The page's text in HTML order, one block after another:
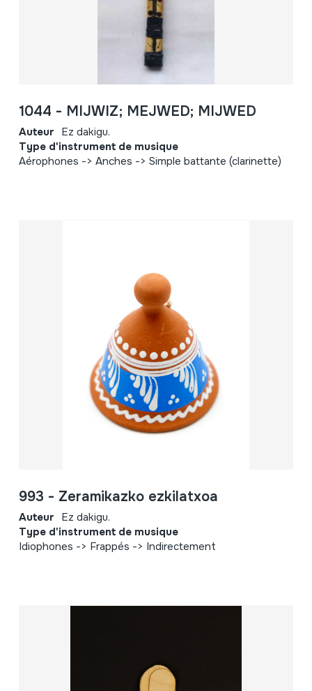
1044 - MIJWIZ; MEJWED; MIJWED
Auteur Ez dakigu.
Type d'instrument de musique
Aérophones -> Anches -> Simple battante (clarinette)
993 - Zeramikazko ezkilatxoa
Auteur Ez dakigu.
Type d'instrument de musique
Idiophones -> Frappés -> Indirectement